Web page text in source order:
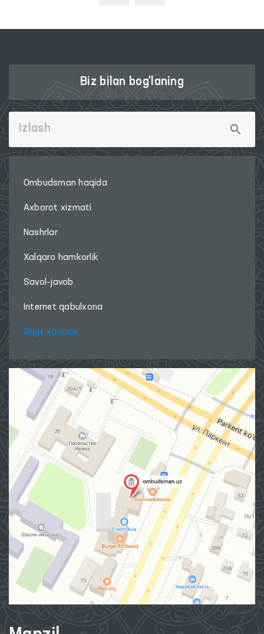
Biz bilan bog'laning
Ombudsman haqida
Axborot xizmati
Nashrlar
Xalqaro hamkorlik
Savol-javob
Internet qabulxona
Sayt xaritasi